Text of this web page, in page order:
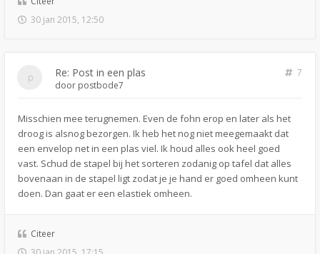
30 jan 2015, 12:50
Re: Post in een plas
7
door postbode7
Misschien mee terugnemen. Even de fohn erop en later als het
droog is alsnog bezorgen. Ik heb het nog niet meegemaakt dat
een envelop net in een plas viel. Ik houd alles ook heel goed
vast. Schud de stapel bij het sorteren zodanig op tafel dat alles
bovenaan in de stapel ligt zodat je je hand er goed omheen kunt
doen. Dan gaat er een elastiek omheen.
Citeer